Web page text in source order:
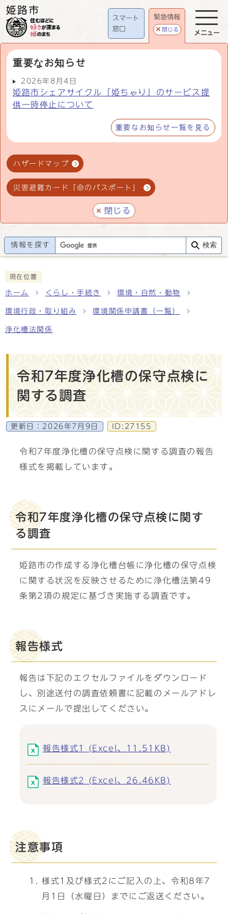
スマート
窓口
緊急情報
閉じる
重要なお知らせ
2026年8月4日
姫路市シェアサイクル「姫ちゃり」のサービス提
供一時停止について
重要なお知らせ一覧を見る
ハザードマップ
災害避難カード「命のパスポート」
閉じる
メニュー
情報を探す 検索
現在位置
ホーム くらし・手続き 環境・自然・動物
環境行政・取り組み 環境関係申請書（一覧）
浄化槽法関係
令和7年度浄化槽の保守点検に
関する調査
更新日： 2026年7月9日 ID:27155
令和7年度浄化槽の保守点検に関する調査の報告
様式を掲載しています。
令和7年度浄化槽の保守点検に関す
る調査
姫路市の作成する浄化槽台帳に浄化槽の保守点検
に関する状況を反映させるために浄化槽法第49
条第2項の規定に基づき実施する調査です。
報告様式
報告は下記のエクセルファイルをダウンロード
し、別途送付の調査依頼書に記載のメールアドレ
スにメールで提出してください。
報告様式1 (Excel、11.51KB)
報告様式2 (Excel、26.46KB)
注意事項
様式1及び様式2にご記入の上、令和8年7
月1日（水曜日）までにご返送ください。